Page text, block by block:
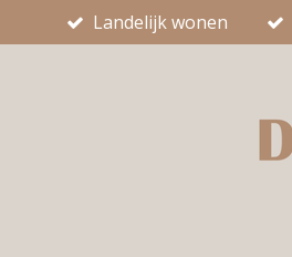
Landelijk wonen